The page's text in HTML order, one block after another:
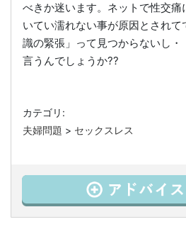
べきか迷います。ネットで性交痛
いてい濡れない事が原因とされ
識の緊張」って見つからないし・
言うんでしょうか??
カテゴリ:
夫婦問題 > セックスレス